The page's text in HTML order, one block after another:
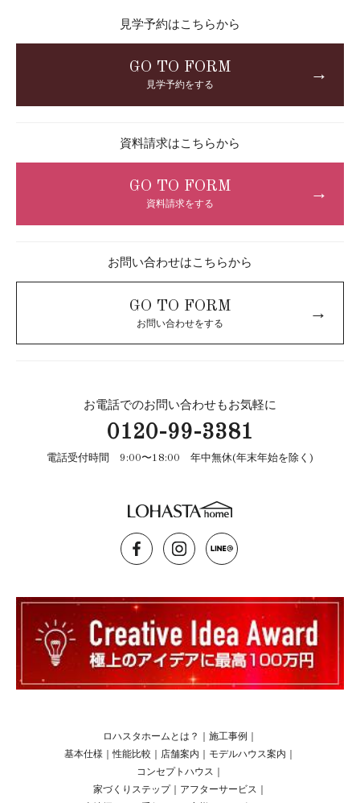
見学予約はこちらから
GO TO FORM
見学予約をする
→
資料請求はこちらから
GO TO FORM
資料請求をする
→
お問い合わせはこちらから
GO TO FORM
お問い合わせをする
→
お電話でのお問い合わせもお気軽に
0120-99-3381
電話受付時間 9:00〜18:00 年中無休(年末年始を除く)
ロハスタホームとは？ 施工事例
基本仕様 ｜性能比較 店舗案内 モデルハウス案内
コンセプトハウス
家づくりステップ
アフターサービス